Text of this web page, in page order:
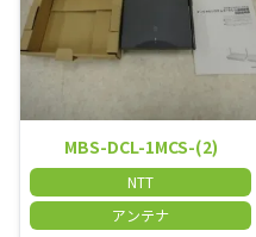
MBS-DCL-1MCS-(2)
NTT
アンテナ